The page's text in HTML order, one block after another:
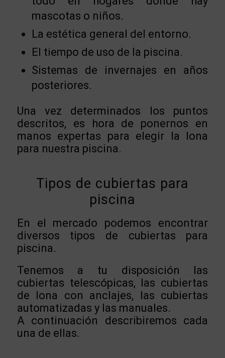
mascotas o niños.
La estética general del entorno.
El tiempo de uso de la piscina.
Sistemas de invernajes en años
posteriores.
Una vez determinados los puntos
descritos, es hora de ponernos en
manos expertas para elegir la lona
para nuestra piscina.
Tipos de cubiertas para
piscina
En el mercado podemos encontrar
diversos tipos de cubiertas para
piscina.
Tenemos a tu disposición las
cubiertas telescópicas, las cubiertas
de lona con anclajes, las cubiertas
automatizadas y las manuales.
A continuación describiremos cada
una de ellas.